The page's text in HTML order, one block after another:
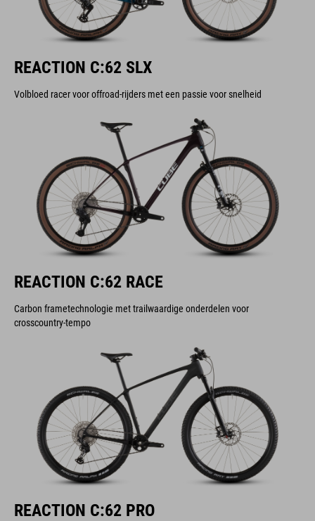
REACTION C:62 SLX
Volbloed racer voor offroad-rijders met een passie voor snelheid
REACTION C:62 RACE
Carbon frametechnologie met trailwaardige onderdelen voor
crosscountry-tempo
REACTION C:62 PRO